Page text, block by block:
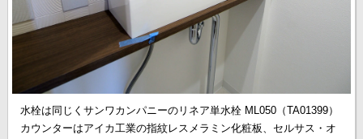
水栓は同じくサンワカンパニーのリネア単水栓 ML050（TA01399）
カウンターはアイカ工業の指紋レスメラミン化粧板、セルサス・オ